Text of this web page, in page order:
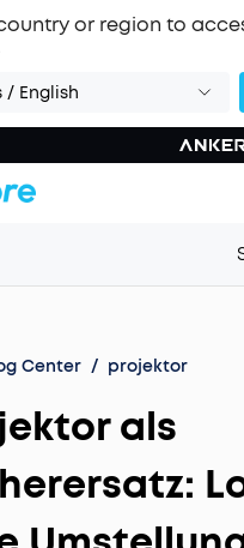
or region to
/ English
Center / projektor
als